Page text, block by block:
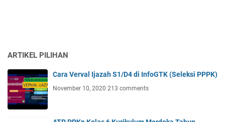
ARTIKEL PILIHAN
Cara Verval Ijazah S1/D4 di InfoGTK (Seleksi PPPK)
November 10, 2020 213 comments